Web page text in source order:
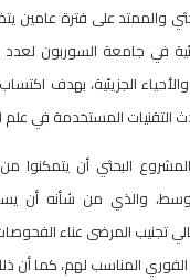
والممتد على فترة عامين
في جامعة السوربون
الجزيئية، بهدف
التقنيات المستخدمة في علم
البحثي أن يتمكنوا
والذي من شأنه أن
تجنيب المرضى عناء
الفوري المناسب لهم، كما